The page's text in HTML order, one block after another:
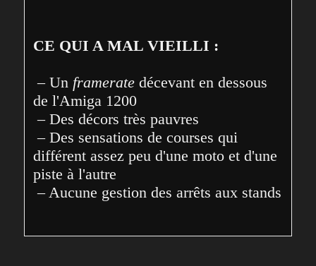
CE QUI A MAL VIEILLI :
– Un framerate décevant en dessous
de l'Amiga 1200
– Des décors très pauvres
– Des sensations de courses qui
différent assez peu d'une moto et d'une
piste à l'autre
– Aucune gestion des arrêts aux stands